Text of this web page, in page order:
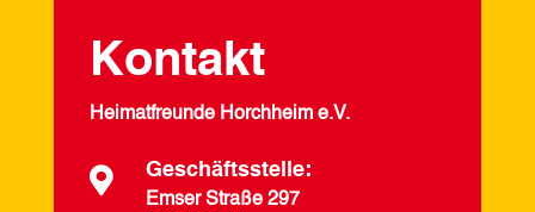
Kontakt
Heimatfreunde Horchheim e.V.
 Geschäftsstelle:
Emser Straße 297